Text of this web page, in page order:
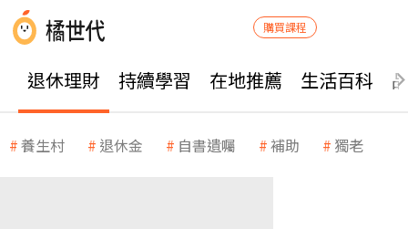
購買課程
退休理財 持續學習 在地推薦 生活百科
養生村 退休金 自書遺囑 補助 獨老